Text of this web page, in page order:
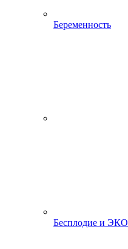
Беременность
Бесплодие и ЭКО